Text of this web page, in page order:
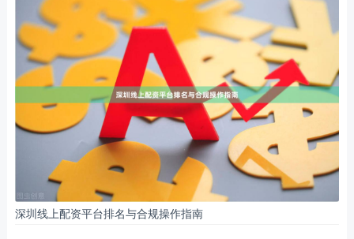
深圳线上配资平台排名与合规操作指南